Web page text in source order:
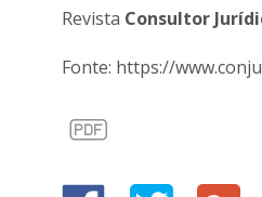
Revista Consultor
Fonte: https://